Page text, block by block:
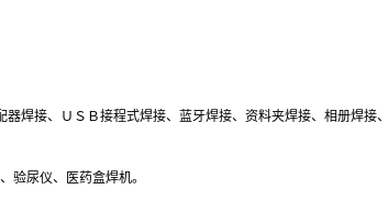
接、ＵＳＢ接程式焊接、蓝牙焊接、资料夹焊接、相册焊接
尿仪、医药盒焊机。